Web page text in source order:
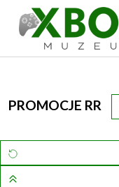
PROMOCJE RR